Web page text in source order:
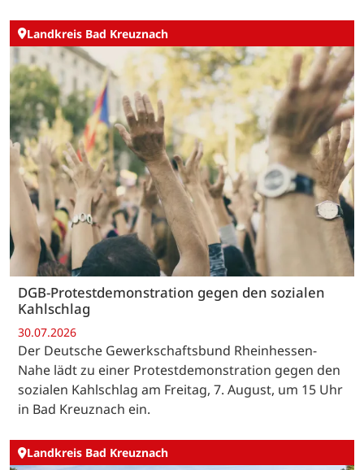
Landkreis Bad Kreuznach
DGB-Protestdemonstration gegen den sozialen
Kahlschlag
30.07.2026
Der Deutsche Gewerkschaftsbund Rheinhessen-
Nahe lädt zu einer Protestdemonstration gegen den
sozialen Kahlschlag am Freitag, 7. August, um 15 Uhr
in Bad Kreuznach ein.
Landkreis Bad Kreuznach